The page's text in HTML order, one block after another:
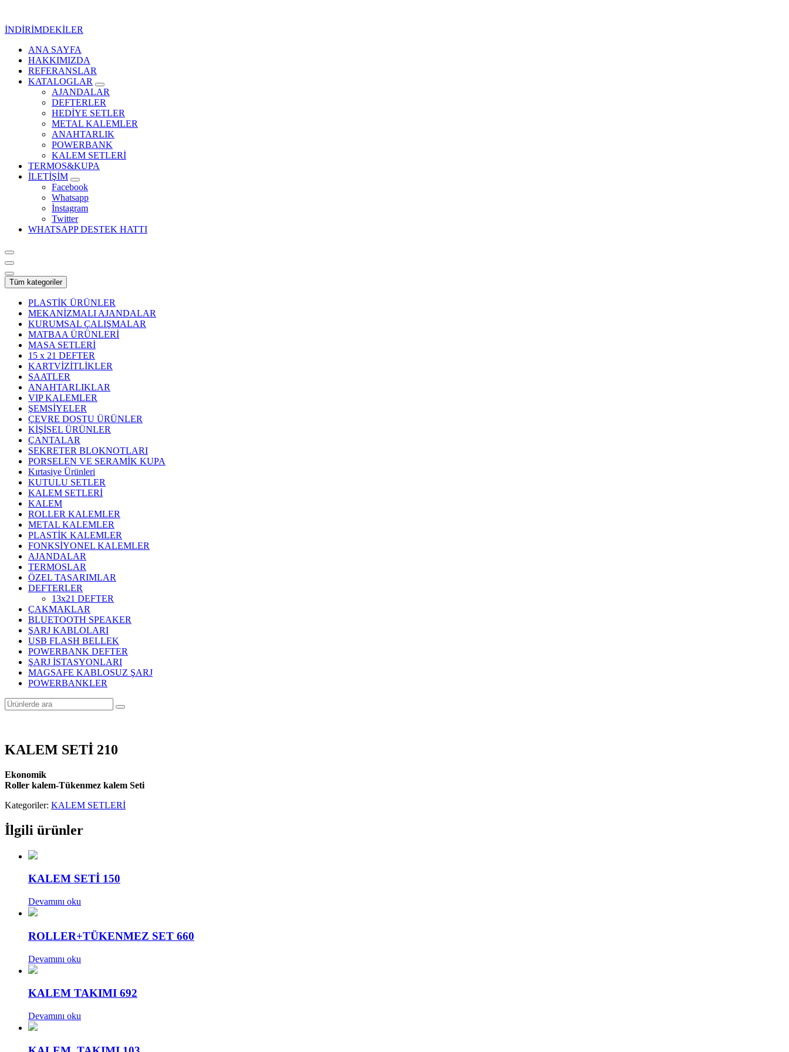
İNDİRİMDEKİLER
Kurumsal Promosyon-Hediyelik
ANA SAYFA
HAKKIMIZDA
REFERANSLAR
KATALOGLAR
AJANDALAR
DEFTERLER
HEDİYE SETLER
METAL KALEMLER
ANAHTARLIK
POWERBANK
KALEM SETLERİ
TERMOS&KUPA
İLETİŞİM
Facebook
Whatsapp
İnstagram
Twitter
WHATSAPP DESTEK HATTI
Tüm kategoriler
PLASTİK ÜRÜNLER
MEKANİZMALI AJANDALAR
KURUMSAL ÇALIŞMALAR
MATBAA ÜRÜNLERİ
MASA SETLERİ
15 x 21 DEFTER
KARTVİZİTLİKLER
SAATLER
ANAHTARLIKLAR
VIP KALEMLER
ŞEMSİYELER
ÇEVRE DOSTU ÜRÜNLER
KİŞİSEL ÜRÜNLER
ÇANTALAR
SEKRETER BLOKNOTLARI
PORSELEN VE SERAMİK KUPA
Kırtasiye Ürünleri
KUTULU SETLER
KALEM SETLERİ
KALEM
ROLLER KALEMLER
METAL KALEMLER
PLASTİK KALEMLER
FONKSİYONEL KALEMLER
AJANDALAR
TERMOSLAR
ÖZEL TASARIMLAR
DEFTERLER
13x21 DEFTER
ÇAKMAKLAR
BLUETOOTH SPEAKER
ŞARJ KABLOLARI
USB FLASH BELLEK
POWERBANK DEFTER
ŞARJ İSTASYONLARI
MAGSAFE KABLOSUZ ŞARJ
POWERBANKLER
KALEM SETİ 210
Ekonomik
Roller kalem-Tükenmez kalem Seti
Kategoriler: KALEM SETLERİ
İlgili ürünler
KALEM SETİ 150
Devamını oku
ROLLER+TÜKENMEZ SET 660
Devamını oku
KALEM TAKIMI 692
Devamını oku